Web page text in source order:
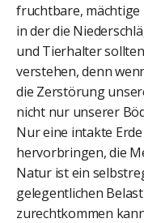
fruchtbare,
in der die
und Tierhalter
verstehen, denn
die Zerstörung
nicht nur unserer
Nur eine intakte
hervorbringen, die
Natur ist ein
gelegentlichen
zurechtkommen